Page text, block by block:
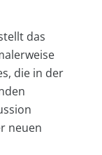
das
die in der
neuen